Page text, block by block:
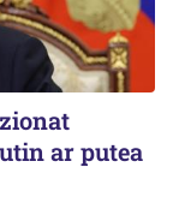
ar putea